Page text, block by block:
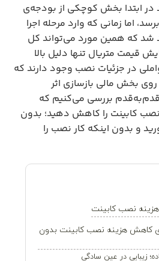
در ابتدا بخش کوچکی از بودجه‌ی
اما زمانی که وارد مرحله اجرا
شد که همین مورد می‌تواند کل
قیمت متریال تنها دلیل بالا
در جزئیات نصب وجود دارند که
بخش مالی بازسازی اثر
قدم‌به‌قدم بررسی می‌کنیم که
کابینت را کاهش دهید؛ بدون
و بدون اینکه کار نصب را
نصب کابینت
کاهش هزینه نصب کابینت بدون